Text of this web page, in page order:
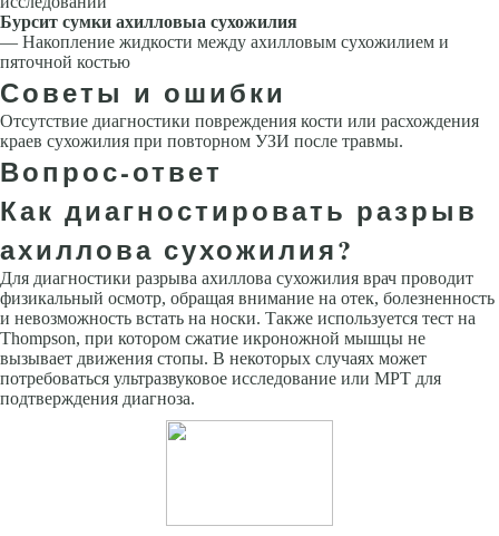
Бурсит сумки ахилловыа сухожилия
— Накопление жидкости между ахилловым сухожилием и
пяточной костью
Советы и ошибки
Отсутствие диагностики повреждения кости или расхождения
краев сухожилия при повторном УЗИ после травмы.
Вопрос-ответ
Как диагностировать разрыв
ахиллова сухожилия?
Для диагностики разрыва ахиллова сухожилия врач проводит
физикальный осмотр, обращая внимание на отек, болезненность
и невозможность встать на носки. Также используется тест на
Thompson, при котором сжатие икроножной мышцы не
вызывает движения стопы. В некоторых случаях может
потребоваться ультразвуковое исследование или МРТ для
подтверждения диагноза.